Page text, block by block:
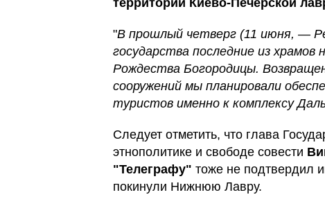
"В прошлый четверг (11 июня, —
государства последние из
Рождества Богородицы.
сооружений мы планировали
туристов именно к комплексу
Следует отметить, что глава
этнополитике и свободе совести
"Телеграфу" тоже не подтвердил
покинули Нижнюю Лавру.